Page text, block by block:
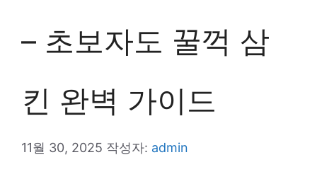
– 초보자도 꿀꺽 삼
킨 완벽 가이드
11월 30, 2025 작성자: admin